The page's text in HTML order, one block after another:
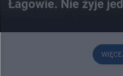
Łagowie. Nie żyje